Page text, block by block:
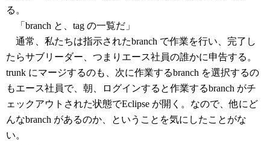
る。
「branch と、tag の一覧だ」
通常、私たちは指示されたbranch で作業を行い、完了し
たらサブリーダー、つまりエース社員の誰かに申告する。
trunk にマージするのも、次に作業するbranch を選択するの
もエース社員で、朝、ログインすると作業するbranch がチ
ェックアウトされた状態でEclipse が開く。なので、他にど
んなbranch があるのか、ということを気にしたことがな
い。